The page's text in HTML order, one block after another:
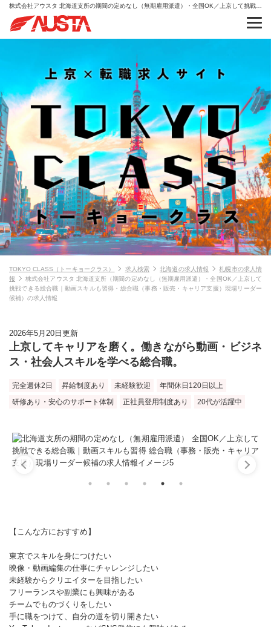
TOKYO CLASS（トーキョークラス） 求人検索 北海道の求人情報
札幌市の求人情
報
株式会社アウスタ 北海道支所（期間の定めなし（無期雇用派遣）・全国OK／上京して
挑戦できる総合職｜動画スキルも習得・総合職（事務・販売・キャリア支援）現場リーダー
候補）の求人情報
2026年5月20日更新
上京してキャリアを磨く。働きながら動画・ビジネ
ス・社会人スキルを学べる総合職。
完全週休2日 昇給制度あり 未経験歓迎
年間休日120日以上
研修あり・安心のサポート体制
正社員登用制度あり 20代が活躍中
【こんな方におすすめ】
東京でスキルを身につけたい
映像・動画編集の仕事にチャレンジしたい
未経験からクリエイターを目指したい
フリーランスや副業にも興味がある
チームでものづくりをしたい
手に職をつけて、自分の道を切り開きたい